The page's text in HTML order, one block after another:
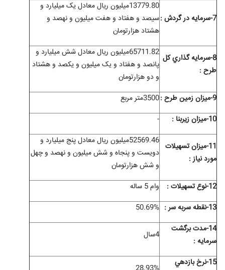
7-سرمايه در گردش :
13779.80میلیون ریال معادل یک میلیارد و
سیصد و هفتاد و هفت میلیون و نهصد و
هشتاد هزارتومان
8-سرمايه گذاري کل
طرح :
65711.82میلیون ریال معادل شش میلیارد و
پانصد و هفتاد و یک میلیون و یکصد و هشتاد
و دو هزارتومان
9-ميزان زمين طرح :
3500متر مربع
10-ميزان زیربنا :
-
11-ميزان تسهيلات
مورد نياز :
52569.46میلیون ریال معادل پنج میلیارد و
دویست و پنجاه و شش میلیون و نهصد و چهل
و شش هزارتومان
12-نوع تسهيلات :
وام 5 ساله
13-نقطه سربه سر :
50.69%
14-مدت برگشت
سرمايه :
4سال
15-نرخ بازدهي